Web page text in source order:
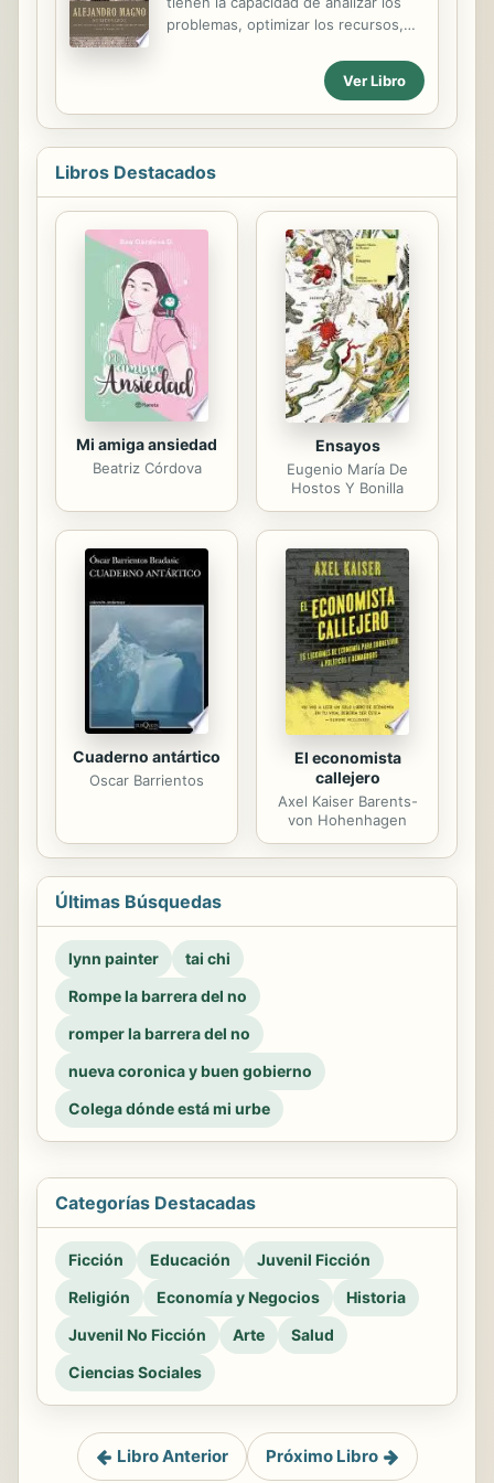
mejores personas, tanto en su vida
profesional como personal. Ahora,
en esta edición en español, Jocko y
Leif se sumergen aún más en las
aguas complejas y desconocidas de
un concepto que se ...
problemas, optimizar los recursos,
estrategias. No hay ejemplo tan
impactante en la historia como el de
Alejandro Magno, cuyas habilidades
de liderazgo eran tan inmensas que
2.000 anos despues. Alejandro
Magno su liderazgo revela cuatro
procesos de liderazgo que se
extraen de la vida y los
extraordinarios logros de Alejandro,
Rey de Macedonia. Los lectores
aprenderan como el: reencuadraba
los problemas para abordar retos
que parecian invencibles; construia...
Ver Libro
Libros Destacados
Mi amiga ansiedad
Beatriz Córdova
Ensayos
Eugenio María De
Hostos Y Bonilla
Cuaderno antártico
Oscar Barrientos
El economista
callejero
Axel Kaiser Barents-
von Hohenhagen
Últimas Búsquedas
lynn painter
tai chi
Rompe la barrera del no
romper la barrera del no
nueva coronica y buen gobierno
Colega dónde está mi urbe
Categorías Destacadas
Ficción Educación
Juvenil Ficción
Religión
Economía y Negocios
Historia
Juvenil No Ficción
Arte
Salud
Ciencias Sociales
Libro Anterior Próximo Libro